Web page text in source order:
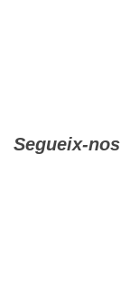
Segueix-nos